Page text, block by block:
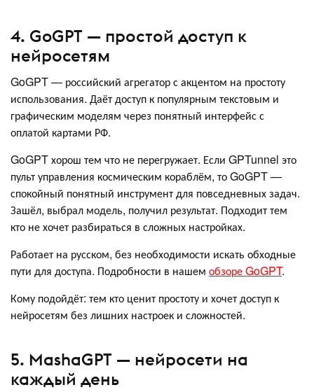
4. GoGPT — простой доступ к
нейросетям
GoGPT — российский агрегатор с акцентом на простоту
использования. Даёт доступ к популярным текстовым и
графическим моделям через понятный интерфейс с
оплатой картами РФ.
GoGPT хорош тем что не перегружает. Если GPTunnel это
пульт управления космическим кораблём, то GoGPT —
спокойный понятный инструмент для повседневных задач.
Зашёл, выбрал модель, получил результат. Подходит тем
кто не хочет разбираться в сложных настройках.
Работает на русском, без необходимости искать обходные
пути для доступа. Подробности в нашем обзоре GoGPT.
Кому подойдёт: тем кто ценит простоту и хочет доступ к
нейросетям без лишних настроек и сложностей.
5. MashaGPT — нейросети на
каждый день